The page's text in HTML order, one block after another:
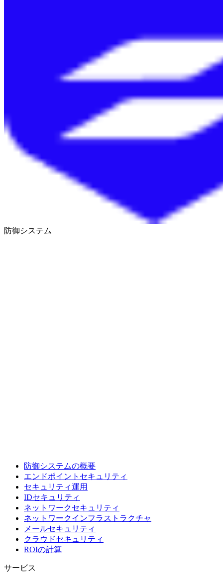
防御システム
防御システムの概要
エンドポイントセキュリティ
セキュリティ運用
IDセキュリティ
ネットワークセキュリティ
ネットワークインフラストラクチャ
メールセキュリティ
クラウドセキュリティ
ROIの計算
サービス